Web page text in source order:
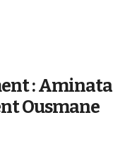
: Aminata
Ousmane